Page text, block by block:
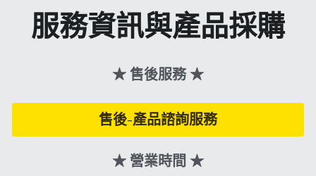
服務資訊與產品採購
★ 售後服務 ★
售後-產品諮詢服務
★ 營業時間 ★